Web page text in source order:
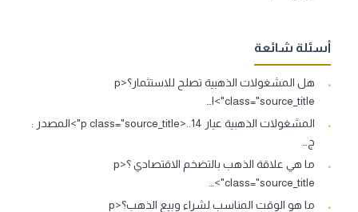
أسئلة شائعة
هل المشغولات الذهبية تصلح للاستثمار؟<p
class="source_title">ا…
المشغولات الذهبية عيار 14..<p class="source_title">المصدر :
ج…
ما هي علاقة الذهب بالتضخم الاقتصادي ؟<p
class="source_title">…
ما هو الوقت المناسب لشراء وبيع الذهب؟<p